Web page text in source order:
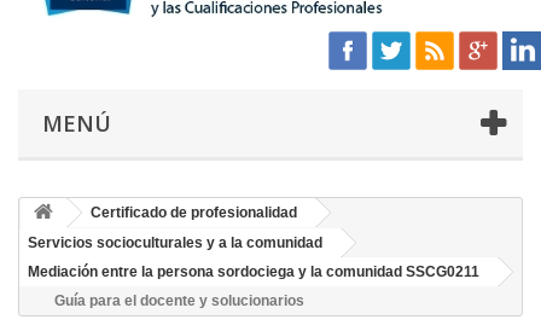
MENÚ
Certificado de profesionalidad
Servicios socioculturales y a la comunidad
Mediación entre la persona sordociega y la comunidad SSCG0211
Guía para el docente y solucionarios